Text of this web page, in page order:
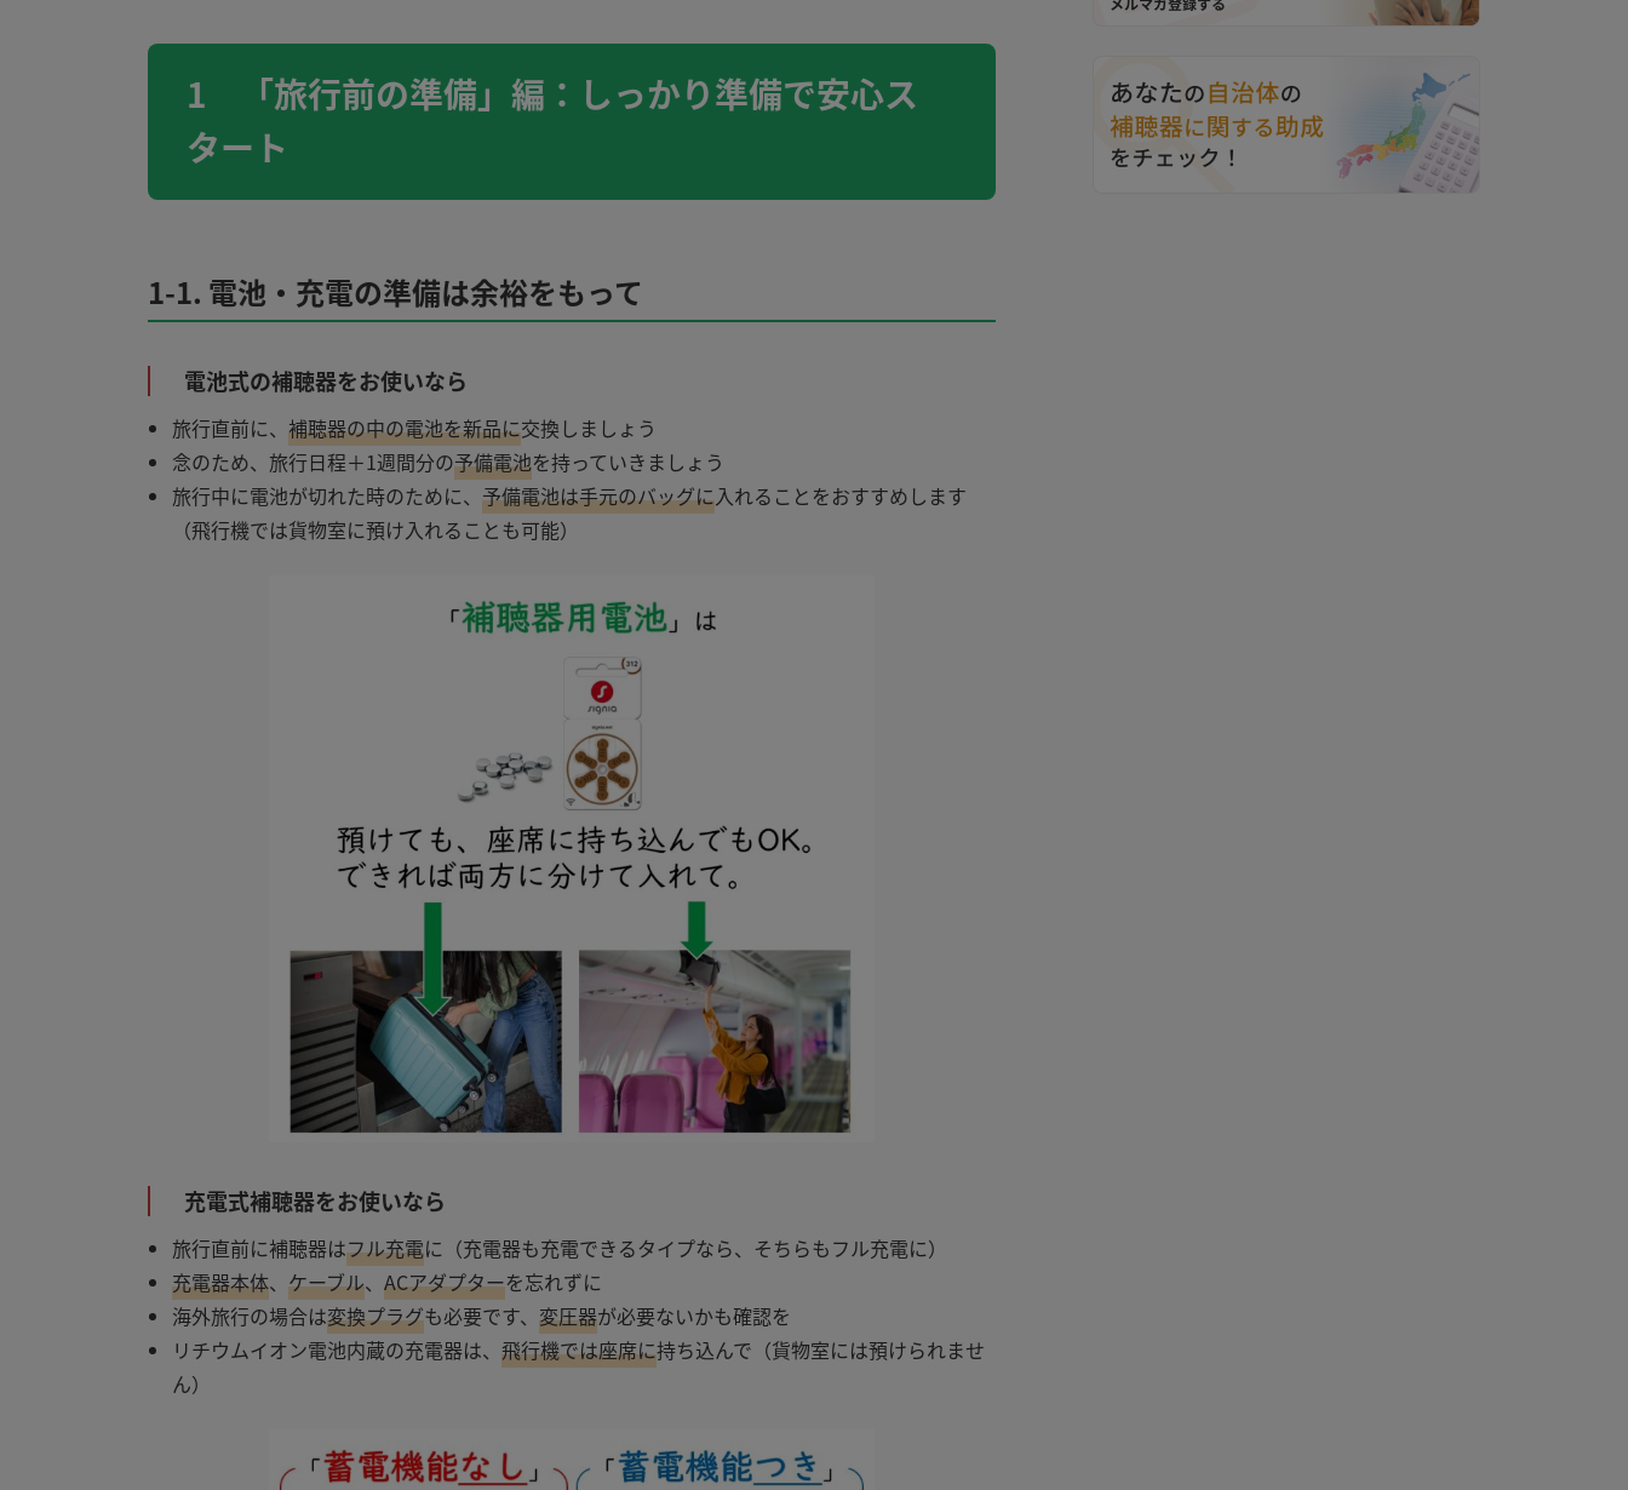
1 「旅行前の準備」編：しっかり準備で安心ス
タート
1-1. 電池・充電の準備は余裕をもって
電池式の補聴器をお使いなら
旅行直前に、 補聴器の中の電池を新品に交換しましょう
念のため、旅行日程＋1週間分の予備電池を持っていきましょう
旅行中に電池が切れた時のために、 予備電池は手元のバッグに入れることをおすすめします
（飛行機では貨物室に預け入れることも可能）
充電式補聴器をお使いなら
旅行直前に補聴器はフル充電に（充電器も充電できるタイプなら、そちらもフル充電に）
充電器本体、 ケーブル、 ACアダプターを忘れずに
海外旅行の場合は変換プラグも必要です、 変圧器が必要ないかも確認を
リチウムイオン電池内蔵の充電器は、 飛行機では座席に持ち込んで（貨物室には預けられませ
ん）